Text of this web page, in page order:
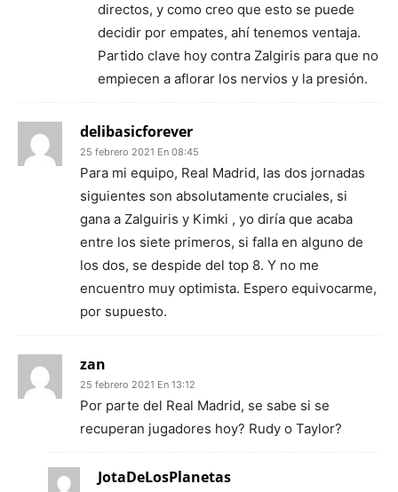
directos, y como creo que esto se puede
decidir por empates, ahí tenemos ventaja.
Partido clave hoy contra Zalgiris para que no
empiecen a aflorar los nervios y la presión.
delibasicforever
25 febrero 2021 En 08:45
Para mi equipo, Real Madrid, las dos jornadas
siguientes son absolutamente cruciales, si
gana a Zalguiris y Kimki , yo diría que acaba
entre los siete primeros, si falla en alguno de
los dos, se despide del top 8. Y no me
encuentro muy optimista. Espero equivocarme,
por supuesto.
zan
25 febrero 2021 En 13:12
Por parte del Real Madrid, se sabe si se
recuperan jugadores hoy? Rudy o Taylor?
JotaDeLosPlanetas